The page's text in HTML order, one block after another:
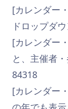
[カレンダー
ドロップダ
[カレンダー
と、主催者
84318
[カレンダー